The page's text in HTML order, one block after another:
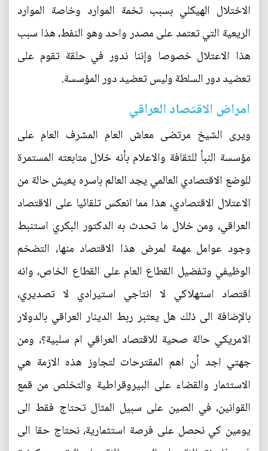
الاختلال الهيكلي بسبب تخمة الموارد وخاصة الموارد
الريعية التي تعتمد على مصدر واحد وهو النفط، هذا سبب
هذا الاعتلال خصوصا وإننا ندور في حلقة تقوم على
تعضيد دور السلطة وليس تعضيد دور المؤسسة.
امراض الاقتصاد العراقي
ويرى الشيخ مرتضى معاش العام المشرف العام على
مؤسسة النبأ للثقافة والاعلام بأنه خلال متابعته المستمرة
للوضع الاقتصادي العالمي يجد العالم باسره يعيش حالة من
الاعتلال الاقتصادي، هذا مما انعكس تلقائيا على الاقتصاد
العراقي، ومن خلال ما تحدث به الدكتور البكري استنبط
وجود عوامل مهمة لمرض هذا الاقتصاد منها، التضخم
الوظيفي وتفضيل القطاع العام على القطاع الخاص، وانه
اقتصاد استهلاكي لا انتاجي استيرادي لا تصديري،
بالإضافة الى ذلك هل يعتبر ربط الدينار العراقي بالدولار
الامريكي حالة صحية للاقتصاد العراقي ام سلبية؟، ومن
جهتي اجد أن اهم المقترحات لتجاوز هذه الازمة هي
الاستثمار والقضاء على البيروقراطية والتخلص من قمع
القوانين، في الصين على سبيل المثال تحتاج فقط الى
يومين كي نحصل على فرصة استثمارية، نحتاج حقا الى